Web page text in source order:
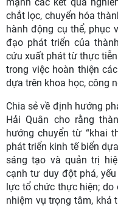
chắt lọc, chuyển hóa
hành động cụ thể, phục
đạo phát triển của
cứu xuất phát từ thực
trong việc hoàn thiện
dựa trên khoa học, công
Chia sẻ về định hướng
Hải Quân cho rằng
hướng chuyển từ “khai
phát triển kinh tế biển
sáng tạo và quản trị
cạnh tư duy đột phá,
lực tổ chức thực hiện;
nhiệm vụ trọng tâm, khả